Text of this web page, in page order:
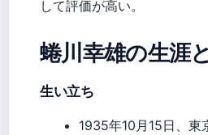
して評価が高い。
蜷川幸雄の生涯
生い立ち
1935年10月15日、東